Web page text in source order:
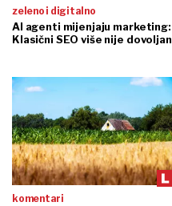
zeleno i digitalno
AI agenti mijenjaju marketing:
Klasični SEO više nije dovoljan
komentari